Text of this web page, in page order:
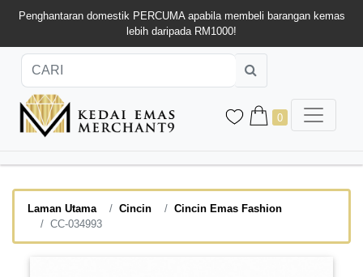
Penghantaran domestik PERCUMA apabila membeli barangan kemas
lebih daripada RM1000!
0
Laman Utama Cincin
Cincin Emas Fashion
CC-034993